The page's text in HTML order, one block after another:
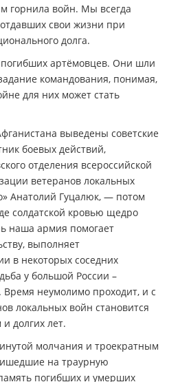
горнила войн. Мы всегда
свои жизни при
долга.
артёмовцев. Они шли
командования, понимая,
для них может стать
выведены советские
боевых действий,
отделения всероссийской
ветеранов локальных
Анатолий Гуцалюк, — потом
солдатской кровью щедро
наша армия помогает
выполняет
в некоторых соседних
у большой России –
неумолимо проходит, и с
локальных войн становится
долгих лет.
молчания и троекратным
на траурную
погибших и умерших